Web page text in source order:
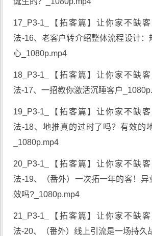
17_P3-1_【拓客篇】让你家不缺
法-16、老客户转介绍整体流程设计：
心_1080p.mp4
18_P3-1_【拓客篇】让你家不缺
法-17、一招教你激活沉睡客户
19_P3-1_【拓客篇】让你家不缺
法-18、地推真的过时了吗？有效的
_1080p.mp4
20_P3-1_【拓客篇】让你家不缺
法-19、（番外）一次拓一年的客！异
效吗?_1080p.mp4
21_P3-1_【拓客篇】让你家不缺
法-20、（番外）线上引流是一场持久